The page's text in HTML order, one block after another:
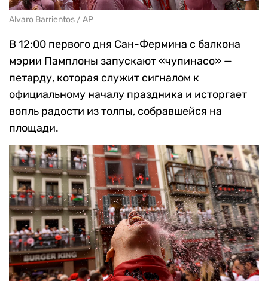
Alvaro Barrientos / AP
В 12:00 первого дня Сан-Фермина с балкона
мэрии Памплоны запускают «чупинасо» —
петарду, которая служит сигналом к
официальному началу праздника и исторгает
вопль радости из толпы, собравшейся на
площади.